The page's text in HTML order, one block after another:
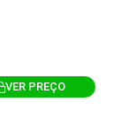
VER PREÇO